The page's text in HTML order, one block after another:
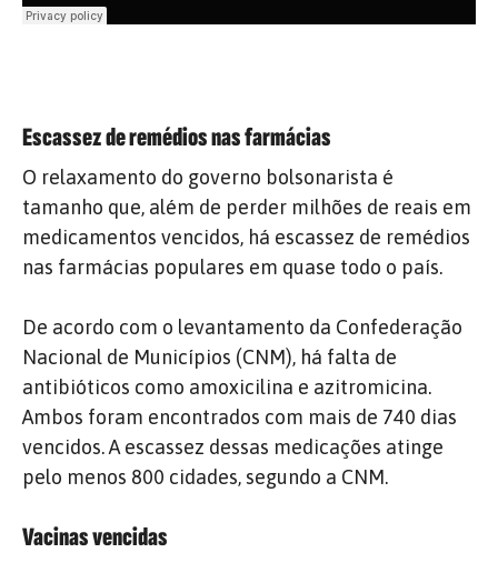
Escassez de remédios nas farmácias
O relaxamento do governo bolsonarista é
tamanho que, além de perder milhões de reais em
medicamentos vencidos, há escassez de remédios
nas farmácias populares em quase todo o país.
De acordo com o levantamento da Confederação
Nacional de Municípios (CNM), há falta de
antibióticos como amoxicilina e azitromicina.
Ambos foram encontrados com mais de 740 dias
vencidos. A escassez dessas medicações atinge
pelo menos 800 cidades, segundo a CNM.
Vacinas vencidas